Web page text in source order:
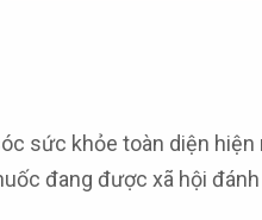
sức khỏe toàn diện hiện
đang được xã hội đánh